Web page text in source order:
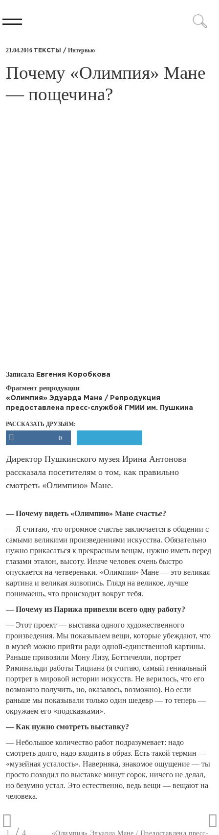
21.04.2016 ТЕКСТЫ / Интервью
​Почему «Олимпия» Мане
— пощечина?
Записала Евгения Коробкова
Фрагмент репродукции
«Олимпия» Эдуарда Мане / Репродукция
предоставлена пресс-службой ГМИИ им. Пушкина
РАССКАЗАТЬ ДРУЗЬЯМ:
0
Директор Пушкинского музея Ирина Антонова
рассказала посетителям о том, как правильно
смотреть «Олимпию» Мане.
— Почему видеть «Олимпию» Мане счастье?
— Я считаю, что огромное счастье заключается в общении с
самыми великими произведениями искусства. Обязательно
нужно прикасаться к прекрасным вещам, нужно иметь перед
глазами эталон, высоту. Иначе человек очень быстро
опускается на четвереньки. «Олимпия» Мане — это великая
картина и великая живопись. Глядя на великое, лучше
понимаешь, что происходит вокруг тебя.
— Почему из Парижа привезли всего одну работу?
— Этот проект — выставка одного художественного
произведения. Мы показываем вещи, которые убеждают, что
в музей можно прийти ради одной-единственной картины.
Раньше привозили Мону Лизу, Боттичелли, портрет
Риминальди работы Тициана (я считаю, самый гениальный
портрет в мировой истории искусств. Не верилось, что его
возможно получить, но, оказалось, возможно). Но если
раньше мы показывали только один шедевр — то теперь —
окружаем его «подсказками».
— Как нужно смотреть выставку?
— Небольшое количество работ подразумевает: надо
смотреть долго, надо входить в образ. Есть такой термин —
«музейная усталость». Наверняка, знакомое ощущение — ты
просто походил по выставке минут сорок, ничего не делал,
но безумно устал. Это естественно, ведь вещи — вещают на
человека.
«Олимпия» Эдуарда Мане / Предоставлена пресс-
1 4